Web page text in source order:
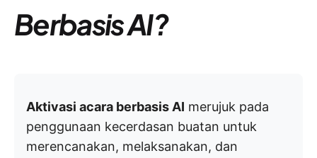
Berbasis AI?
Aktivasi acara berbasis AI merujuk pada
penggunaan kecerdasan buatan untuk
merencanakan, melaksanakan, dan